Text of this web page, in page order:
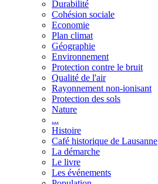
Durabilité
Cohésion sociale
Economie
Plan climat
Géographie
Environnement
Protection contre le bruit
Qualité de l'air
Rayonnement non-ionisant
Protection des sols
Nature
...
Histoire
Café historique de Lausanne
La démarche
Le livre
Les événements